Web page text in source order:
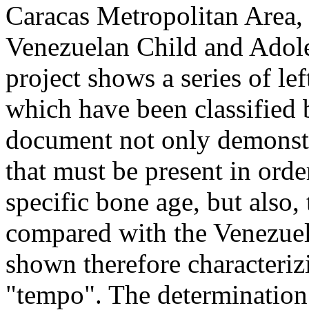
Caracas Metropolitan
Venezuelan Child and
project shows a series of
which have been
document not only
that must be present in
specific bone age, but
compared with the
shown therefore
"tempo". The